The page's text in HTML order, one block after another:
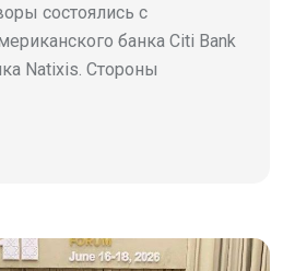
состоялись с
банка Citi Bank
Natixis. Стороны